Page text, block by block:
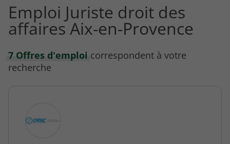
vous
voulez
rechercher
Emploi Juriste droit des
affaires Aix-en-Provence
7 Offres d'emploi correspondent à votre
recherche